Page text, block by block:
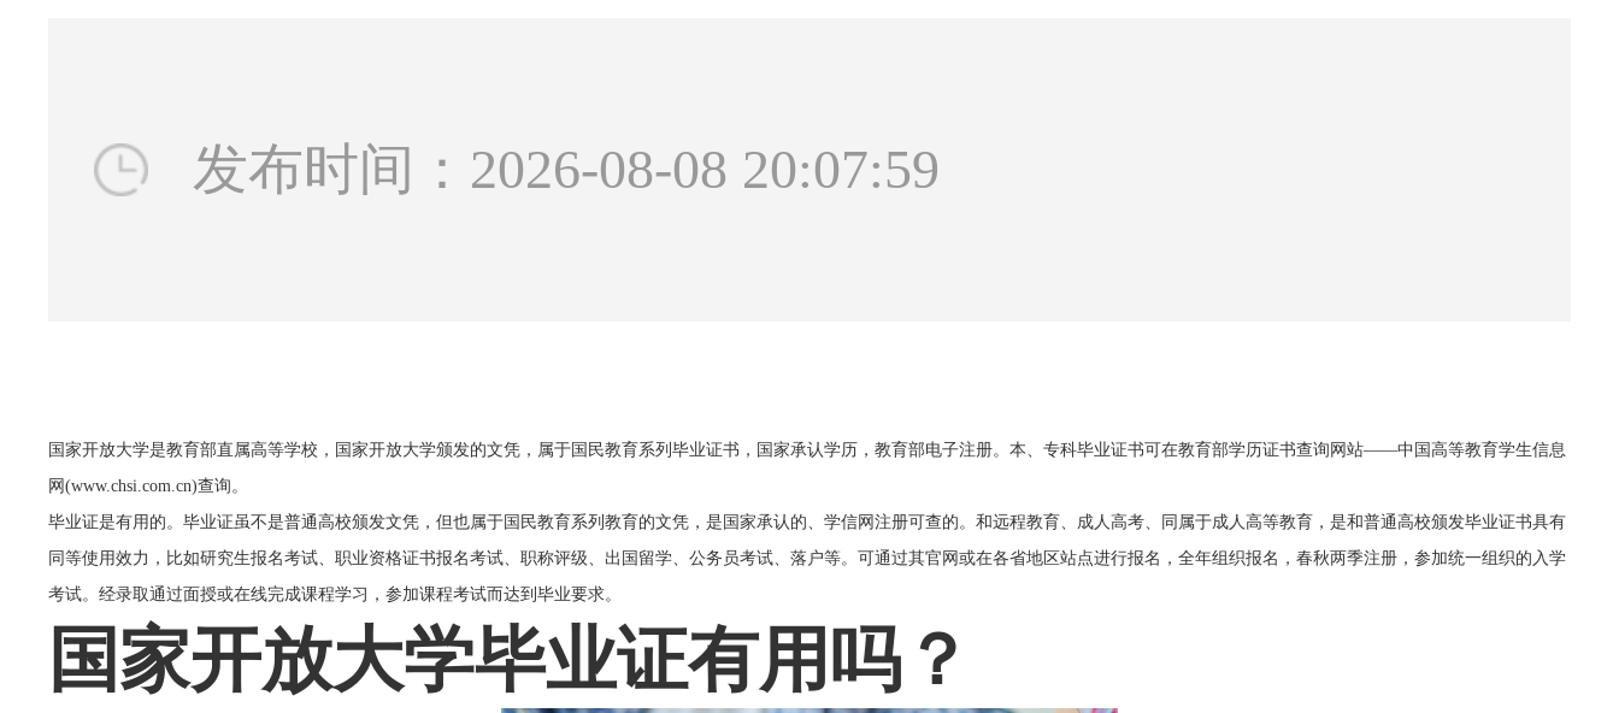
发布时间：2026-08-08 20:07:59
国家开放大学是教育部直属高等学校，国家开放大学颁发的文凭，属于国民教育系列毕业证书，国家承认学历，教育部电子注册。本、专科毕业证书可在教育部学历证书查询网站——中国高等教育学生信息
网(www.chsi.com.cn)查询。
毕业证是有用的。毕业证虽不是普通高校颁发文凭，但也属于国民教育系列教育的文凭，是国家承认的、学信网注册可查的。和远程教育、成人高考、同属于成人高等教育，是和普通高校颁发毕业证书具有
同等使用效力，比如研究生报名考试、职业资格证书报名考试、职称评级、出国留学、公务员考试、落户等。可通过其官网或在各省地区站点进行报名，全年组织报名，春秋两季注册，参加统一组织的入学
考试。经录取通过面授或在线完成课程学习，参加课程考试而达到毕业要求。
国家开放大学毕业证有用吗？